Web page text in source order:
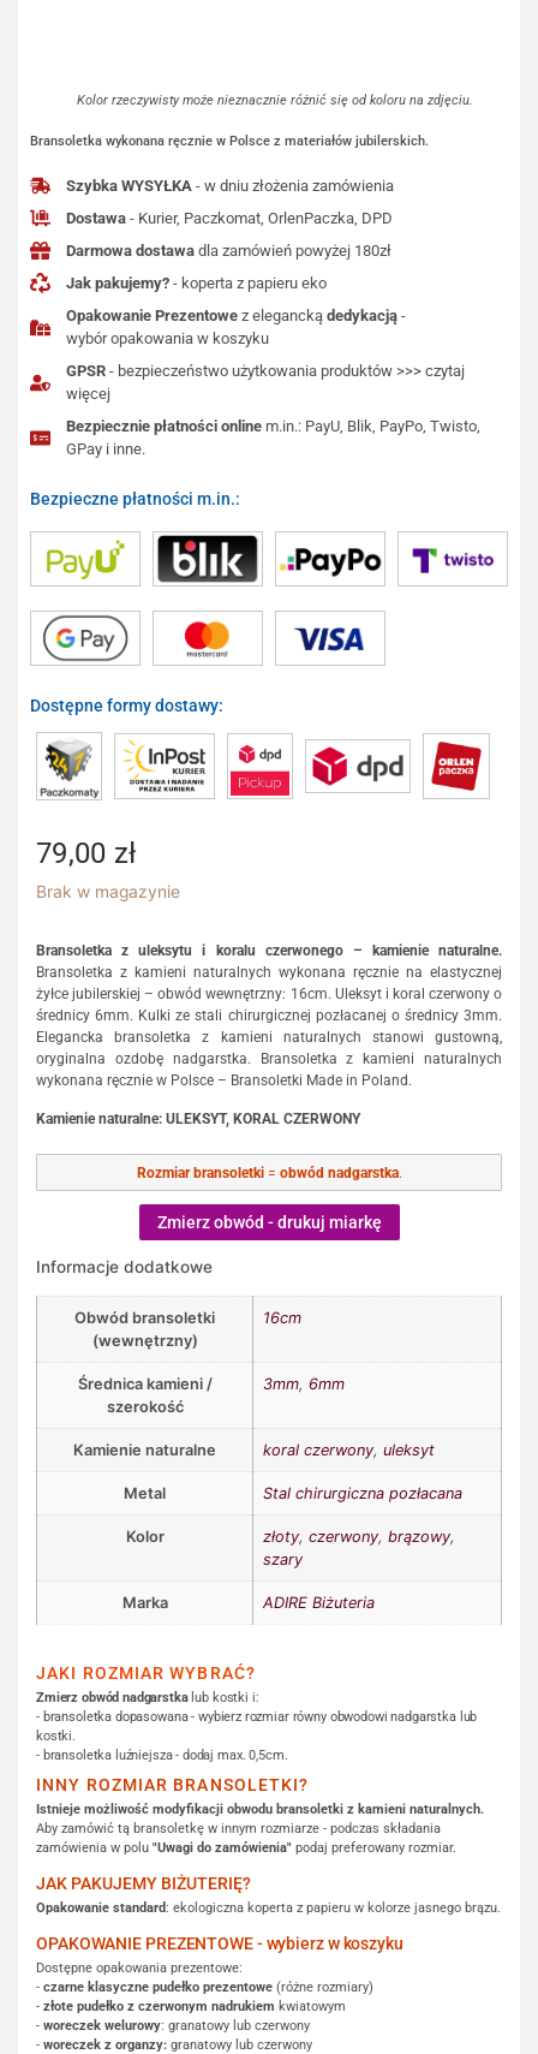
Kolor rzeczywisty może nieznacznie różnić się od koloru na zdjęciu.
Bransoletka wykonana ręcznie w Polsce z materiałów jubilerskich.
Szybka WYSYŁKA - w dniu złożenia zamówienia
Dostawa - Kurier, Paczkomat, OrlenPaczka, DPD
Darmowa dostawa dla zamówień powyżej 180zł
Jak pakujemy? - koperta z papieru eko
Opakowanie Prezentowe z eleganckądedykacją -
wybór opakowania w koszyku
GPSR - bezpieczeństwo użytkowania produktów >>> czytaj
więcej
Bezpiecznie płatności online m.in.: PayU, Blik, PayPo, Twisto,
GPay i inne.
Bezpieczne płatności m.in.:
Dostępne formy dostawy:
79,00 zł
Brak w magazynie
Bransoletka z uleksytu i koralu czerwonego – kamienie naturalne.
Bransoletka z kamieni naturalnych wykonana ręcznie na elastycznej
żyłce jubilerskiej – obwód wewnętrzny: 16cm. Uleksyt i koral czerwony o
średnicy 6mm. Kulki ze stali chirurgicznej pozłacanej o średnicy 3mm.
Elegancka bransoletka z kamieni naturalnych stanowi gustowną,
oryginalna ozdobę nadgarstka. Bransoletka z kamieni naturalnych
wykonana ręcznie w Polsce – Bransoletki Made in Poland.
Kamienie naturalne: ULEKSYT, KORAL CZERWONY
Rozmiar bransoletki= obwód nadgarstka.
Zmierz obwód - drukuj miarkę
Informacje dodatkowe
Obwód bransoletki
(wewnętrzny)
16cm
Średnica kamieni /
szerokość
3mm, 6mm
Kamienie naturalne koral czerwony, uleksyt
Metal Stal chirurgiczna pozłacana
Kolor złoty, czerwony, brązowy,
szary
Marka ADIRE Biżuteria
JAKI ROZMIAR WYBRAĆ?
Zmierz obwód nadgarstkalub kostki i:
- bransoletka dopasowana - wybierz rozmiar równy obwodowi nadgarstka lub
kostki.
- bransoletka luźniejsza - dodaj max. 0,5cm.
INNY ROZMIAR BRANSOLETKI?
Istnieje możliwość modyfikacji obwodu bransoletki z kamieni naturalnych.
Aby zamówić tą bransoletkę w innym rozmiarze - podczas składania
zamówienia w polu "Uwagi do zamówienia" podaj preferowany rozmiar.
JAK PAKUJEMY BIŻUTERIĘ?
Opakowanie standard: ekologiczna koperta z papieru w kolorze jasnego brązu.
OPAKOWANIE PREZENTOWE - wybierz w koszyku
Dostępne opakowania prezentowe:
- czarne klasyczne pudełko prezentowe (różne rozmiary)
- złote pudełko z czerwonym nadrukiem kwiatowym
- woreczek welurowy: granatowy lub czerwony
- woreczek z organzy: granatowy lub czerwony